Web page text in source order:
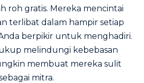
roh gratis. Mereka mencintai
terlibat dalam hampir setiap
berpikir untuk menghadiri.
melindungi kebebasan
membuat mereka sulit
mitra.